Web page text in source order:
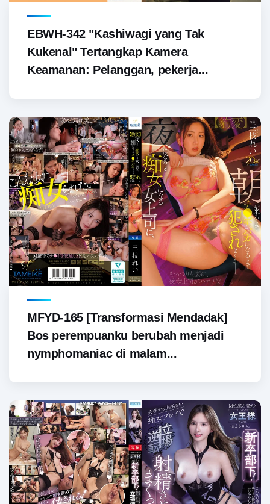
EBWH-342 "Kashiwagi yang Tak
Kukenal" Tertangkap Kamera
Keamanan: Pelanggan, pekerja...
MFYD-165 [Transformasi Mendadak]
Bos perempuanku berubah menjadi
nymphomaniac di malam...